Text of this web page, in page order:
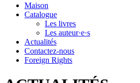
Maison
Catalogue
Les livres
Les auteur·e·s
Actualités
Contactez-nous
Foreign Rights